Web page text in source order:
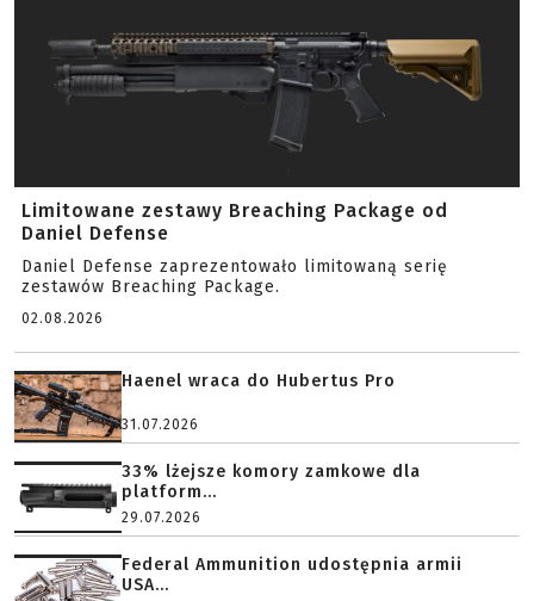
Limitowane zestawy Breaching Package od
Daniel Defense
Daniel Defense zaprezentowało limitowaną serię
zestawów Breaching Package.
02.08.2026
Haenel wraca do Hubertus Pro
31.07.2026
33% lżejsze komory zamkowe dla
platform...
29.07.2026
Federal Ammunition udostępnia armii
USA...